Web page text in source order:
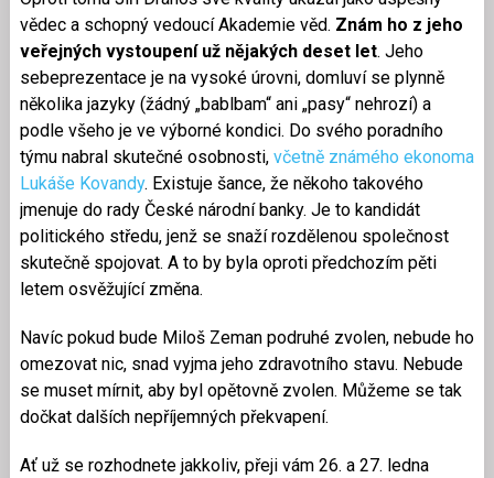
vědec a schopný vedoucí Akademie věd. Znám ho z jeho
veřejných vystoupení už nějakých deset let. Jeho
sebeprezentace je na vysoké úrovni, domluví se plynně
několika jazyky (žádný „bablbam“ ani „pasy“ nehrozí) a
podle všeho je ve výborné kondici. Do svého poradního
týmu nabral skutečné osobnosti, včetně známého ekonoma
Lukáše Kovandy. Existuje šance, že někoho takového
jmenuje do rady České národní banky. Je to kandidát
politického středu, jenž se snaží rozdělenou společnost
skutečně spojovat. A to by byla oproti předchozím pěti
letem osvěžující změna.
Navíc pokud bude Miloš Zeman podruhé zvolen, nebude ho
omezovat nic, snad vyjma jeho zdravotního stavu. Nebude
se muset mírnit, aby byl opětovně zvolen. Můžeme se tak
dočkat dalších nepříjemných překvapení.
Ať už se rozhodnete jakkoliv, přeji vám 26. a 27. ledna